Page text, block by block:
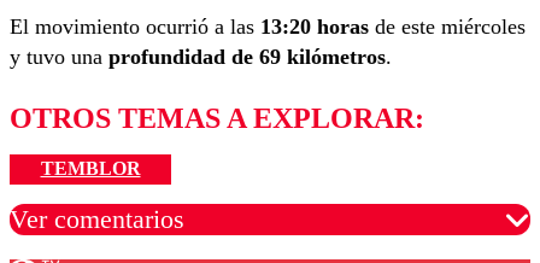
El movimiento ocurrió a las 13:20 horas de este miércoles
y tuvo una profundidad de 69 kilómetros.
OTROS TEMAS A EXPLORAR:
TEMBLOR
Ver comentarios